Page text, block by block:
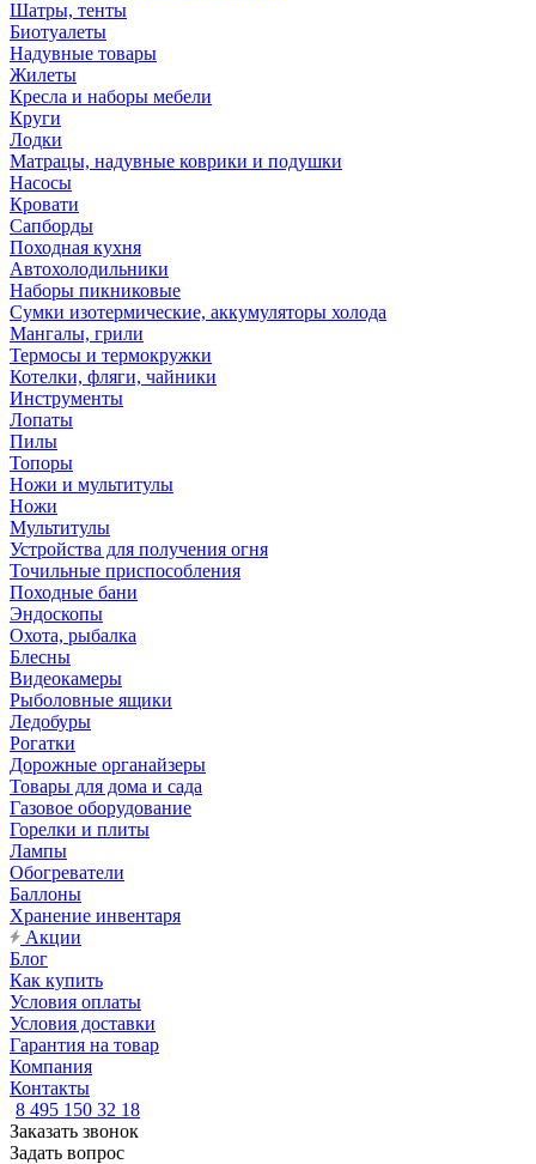
Шатры, тенты
Биотуалеты
Надувные товары
Жилеты
Кресла и наборы мебели
Круги
Лодки
Матрацы, надувные коврики и подушки
Насосы
Кровати
Сапборды
Походная кухня
Автохолодильники
Наборы пикниковые
Сумки изотермические, аккумуляторы холода
Мангалы, грили
Термосы и термокружки
Котелки, фляги, чайники
Инструменты
Лопаты
Пилы
Топоры
Ножи и мультитулы
Ножи
Мультитулы
Устройства для получения огня
Точильные приспособления
Походные бани
Эндоскопы
Охота, рыбалка
Блесны
Видеокамеры
Рыболовные ящики
Ледобуры
Рогатки
Дорожные органайзеры
Товары для дома и сада
Газовое оборудование
Горелки и плиты
Лампы
Обогреватели
Баллоны
Хранение инвентаря
Акции
Блог
Как купить
Условия оплаты
Условия доставки
Гарантия на товар
Компания
Контакты
8 495 150 32 18
Заказать звонок
Задать вопрос